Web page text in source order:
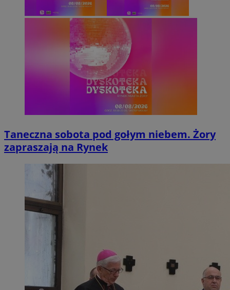
Taneczna sobota pod gołym niebem. Żory
zapraszają na Rynek